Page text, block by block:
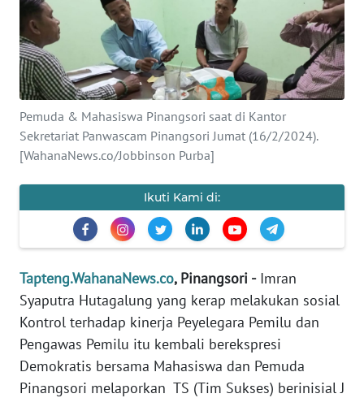
Pemuda & Mahasiswa Pinangsori saat di Kantor
Sekretariat Panwascam Pinangsori Jumat (16/2/2024).
[WahanaNews.co/Jobbinson Purba]
Ikuti Kami di:
Tapteng.WahanaNews.co, Pinangsori -Imran
Syaputra Hutagalung yang kerap melakukan sosial
Kontrol terhadap kinerja Peyelegara Pemilu dan
Pengawas Pemilu itu kembali berekspresi
Demokratis bersama Mahasiswa dan Pemuda
Pinangsori melaporkan TS (Tim Sukses) berinisial J
Informasi
INDEKS
BERITA
KAMI
INFO
IKLAN
PEDOMAN
MEDIA
SIBER
REDAKSI